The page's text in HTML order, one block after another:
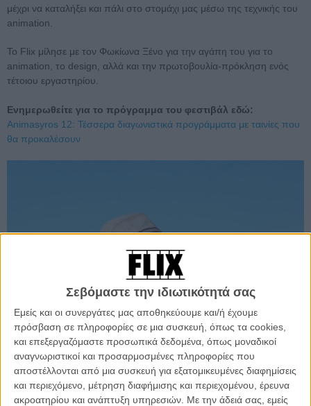
Σεβόμαστε την ιδιωτικότητά σας
Εμείς και οι συνεργάτες μας αποθηκεύουμε και/ή έχουμε
πρόσβαση σε πληροφορίες σε μια συσκευή, όπως τα cookies,
και επεξεργαζόμαστε προσωπικά δεδομένα, όπως μοναδικοί
αναγνωριστικοί και προσαρμοσμένες πληροφορίες που
αποστέλλονται από μια συσκευή για εξατομικευμένες διαφημίσεις
και περιεχόμενο, μέτρηση διαφήμισης και περιεχομένου, έρευνα
ακροατηρίου και ανάπτυξη υπηρεσιών. Με την άδειά σας, εμείς
μέχρι να καταλήξει και πάλι στο στομάχι μας μέσω της τεχνικής του
animation.
Το Flix μίλησε με τον Φωκίωνα Ξένο για την αγάπη του για το
animation, το design, αλλά και την πρωτοβουλία-πρόκληση ενός
τέτοιου εργαστηρίου.
Ενημερωθείτε για το πρόγραμμα του φεστιβάλ εδώ:
Animasyros 12: Τέσσερα διαγωνιστικά προγράμματα με ταινίες που
θα προκαλέσουν